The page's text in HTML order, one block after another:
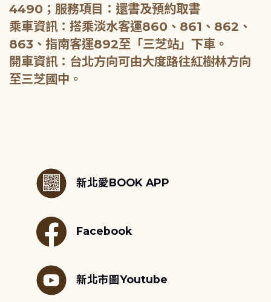
4490；服務項目：還書及預約取書
乘車資訊：搭乘淡水客運860、861、862、
863、指南客運892至「三芝站」下車。
開車資訊：台北方向可由大度路往紅樹林方向
至三芝國中。
新北愛BOOK APP
Facebook
新北市圖Youtube